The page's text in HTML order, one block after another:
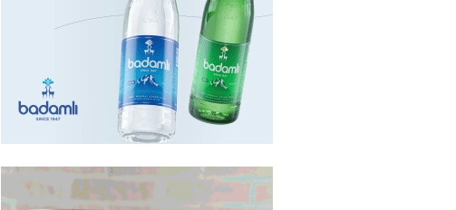
Rusiyada neft emalı zavodunda yanğın:
“Başneft-Ufaneftexim” dron
hücumundan sonra alovlanıb
05.08.2026 99
yaxşı hazırlaşıb
05.08.2026 - 12:45